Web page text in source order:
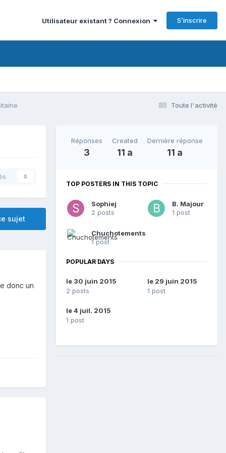
Utilisateur existant ? Connexion S’inscrire
Toute l'activité
0
sujet
donc un
Réponses
3
Created
11 a
Dernière réponse
11 a
TOP POSTERS IN THIS TOPIC
Sophiej
2 posts
B. Majour
1 post
Chuchotements
1 post
POPULAR DAYS
le 30 juin 2015
2 posts
le 29 juin 2015
1 post
le 4 juil. 2015
1 post